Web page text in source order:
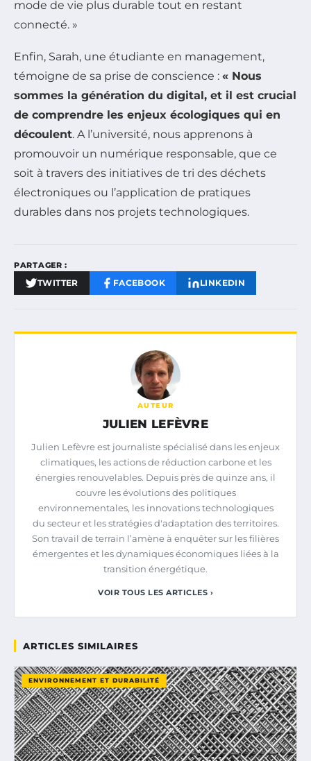
mode de vie plus durable tout en restant
connecté. »
Enfin, Sarah, une étudiante en management,
témoigne de sa prise de conscience : « Nous
sommes la génération du digital, et il est crucial
de comprendre les enjeux écologiques qui en
découlent. A l’université, nous apprenons à
promouvoir un numérique responsable, que ce
soit à travers des initiatives de tri des déchets
électroniques ou l’application de pratiques
durables dans nos projets technologiques.
PARTAGER :
TWITTER FACEBOOK LINKEDIN
AUTEUR
JULIEN LEFÈVRE
Julien Lefèvre est journaliste spécialisé dans les enjeux
climatiques, les actions de réduction carbone et les
énergies renouvelables. Depuis près de quinze ans, il
couvre les évolutions des politiques
environnementales, les innovations technologiques
du secteur et les stratégies d'adaptation des territoires.
Son travail de terrain l’amène à enquêter sur les filières
émergentes et les dynamiques économiques liées à la
transition énergétique.
VOIR TOUS LES ARTICLES ›
ARTICLES SIMILAIRES
ENVIRONNEMENT ET DURABILITÉ